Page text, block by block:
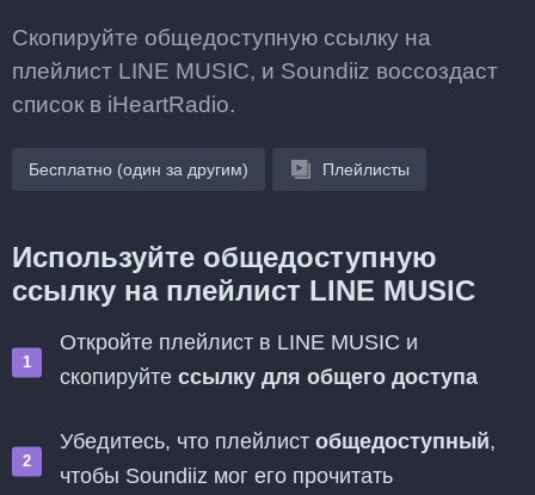
Скопируйте общедоступную ссылку на
плейлист LINE MUSIC, и Soundiiz воссоздаст
список в iHeartRadio.
Бесплатно (один за другим) Плейлисты
Используйте общедоступную
ссылку на плейлист LINE MUSIC
Откройте плейлист в LINE MUSIC и
скопируйте ссылку для общего доступа
Убедитесь, что плейлист общедоступный,
чтобы Soundiiz мог его прочитать